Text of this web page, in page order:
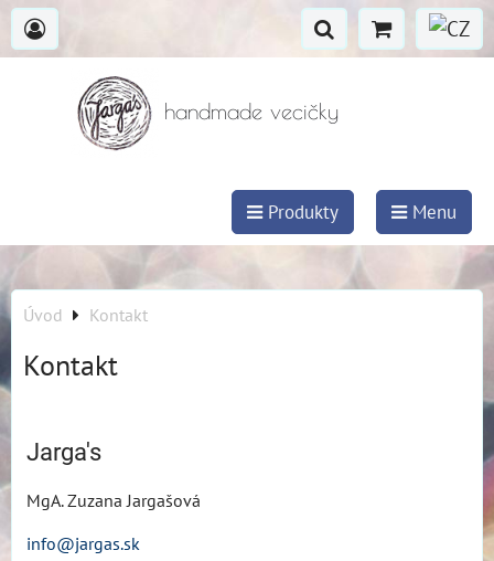
handmade vecičky
Produkty Menu
Úvod Kontakt
Kontakt
Jarga's
MgA. Zuzana Jargašová
info@jargas.sk